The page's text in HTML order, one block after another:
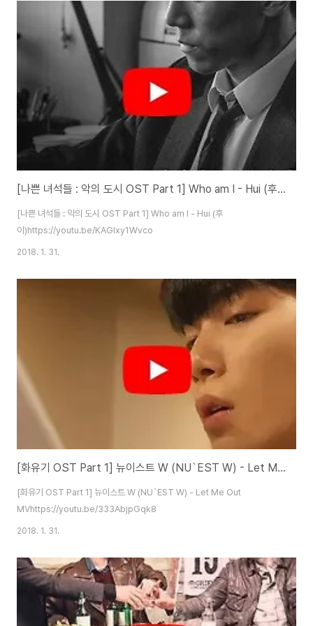
[나쁜 녀석들 : 악의 도시 OST Part 1] Who am I - Hui (후이)
[나쁜 녀석들 : 악의 도시 OST Part 1] Who am I - Hui (후
이)https://youtu.be/KAGlxy1Wvco
2018. 1. 31.
[화유기 OST Part 1] 뉴이스트 W (NU`EST W) - Let Me Out MV
[화유기 OST Part 1] 뉴이스트 W (NU`EST W) - Let Me Out
MVhttps://youtu.be/333AbjpGqk8
2018. 1. 31.